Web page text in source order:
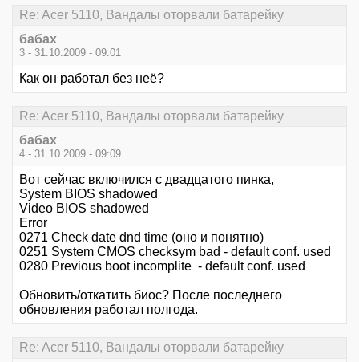
Re: Acer 5110, Вандалы оторвали батарейку
бабах
3 - 31.10.2009 - 09:01
Как он работал без неё?
Re: Acer 5110, Вандалы оторвали батарейку
бабах
4 - 31.10.2009 - 09:09
Вот сейчас включился с двадцатого пинка,
System BIOS shadowed
Video BIOS shadowed
Error
0271 Check date dnd time (оно и понятно)
0251 System CMOS checksym bad - default conf. used
0280 Previous boot incomplite - default conf. used
Обновить/откатить биос? После последнего
обновления работал полгода.
Re: Acer 5110, Вандалы оторвали батарейку